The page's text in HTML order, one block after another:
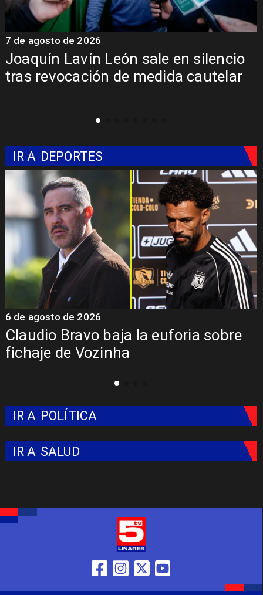
Joaquín Lavín León sale en silencio
tras revocación de medida cautelar
7 de agosto de 2026
IR A DEPORTES
Claudio Bravo baja la euforia sobre
fichaje de Vozinha
6 de agosto de 2026
IR A POLÍTICA
IR A SALUD